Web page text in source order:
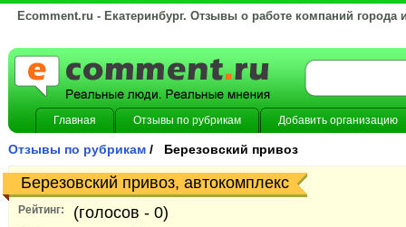
Ecomment.ru - Екатеринбург. Отзывы о работе компаний города
Главная Отзывы по рубрикам Добавить организацию
Отзывы по рубрикам / Березовский привоз
Березовский привоз, автокомплекс
Рейтинг: (голосов - 0)